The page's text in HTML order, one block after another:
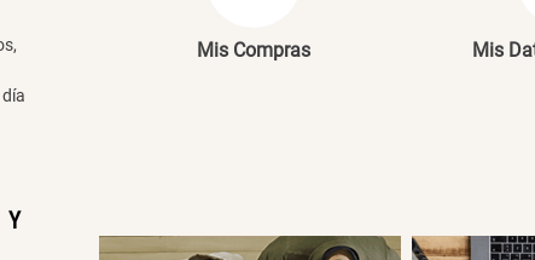
Y
Mis Compras Mis